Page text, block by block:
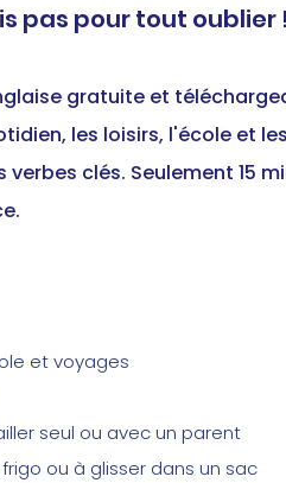
pas pour tout oublier !
gratuite et
les loisirs, l'école et
clés. Seulement 15
et voyages
seul ou avec un parent
ou à glisser dans un sac